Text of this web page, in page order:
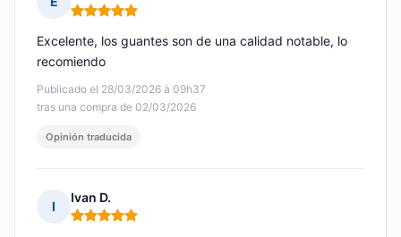
Nota: 5 de 5
Publicado el 28/03/2026 à 09h37
tras una compra de 02/03/2026
Excelente, los guantes son de una calidad notable, lo
recomiendo
Opinión traducida
I
Ivan D.
Nota: 5 de 5